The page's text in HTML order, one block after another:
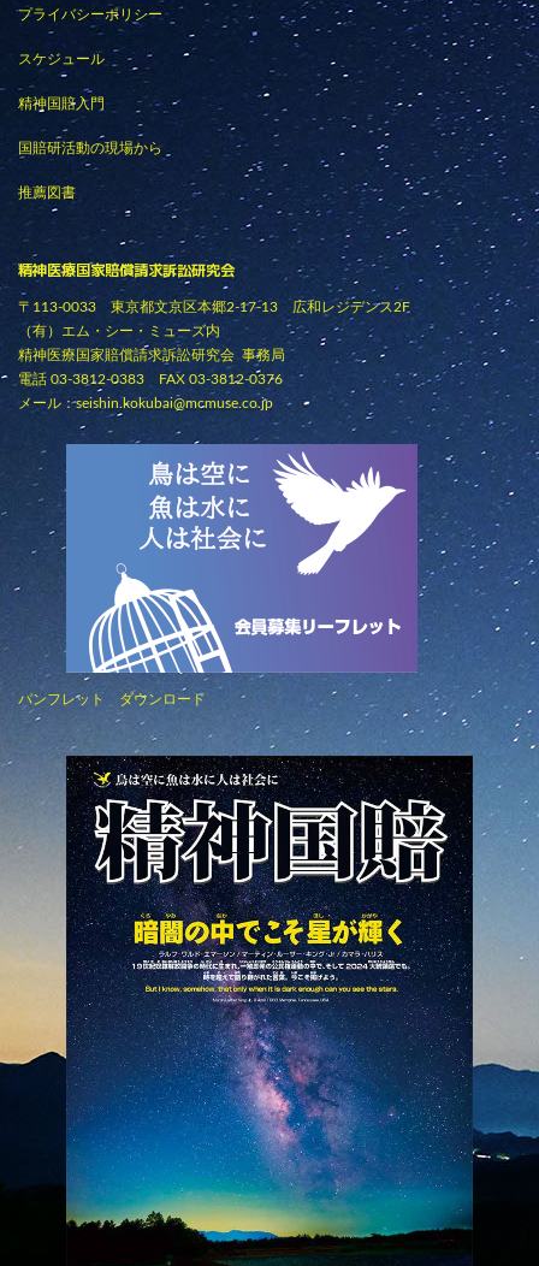
プライバシーポリシー
スケジュール
精神国賠入門
国賠研活動の現場から
推薦図書
精神医療国家賠償請求訴訟研究会
〒113-0033 東京都文京区本郷2-17-13 広和レジデンス2F
（有）エム・シー・ミューズ内
精神医療国家賠償請求訴訟研究会 事務局
電話 03-3812-0383 FAX 03-3812-0376
メール：seishin.kokubai@mcmuse.co.jp
パンフレット ダウンロード